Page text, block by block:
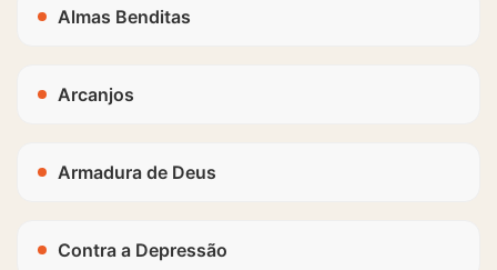
Almas Benditas
Arcanjos
Armadura de Deus
Contra a Depressão